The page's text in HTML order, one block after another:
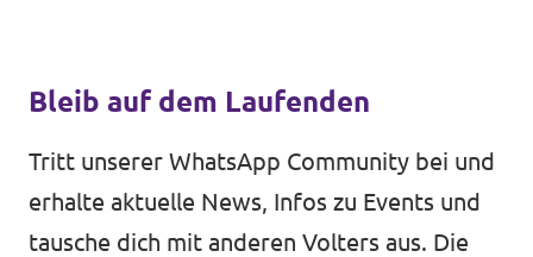
Bleib auf dem Laufenden
Tritt unserer WhatsApp Community bei und
erhalte aktuelle News, Infos zu Events und
tausche dich mit anderen Volters aus. Die